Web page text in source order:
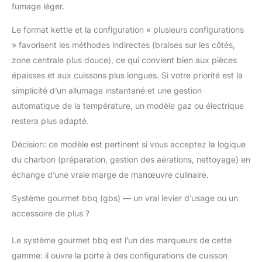
couvercle Tuck-Away
et le système de
nettoyage One-Touch
rendent les barbecues
au charbon et la vie
quotidienne beaucoup
plus faciles. Bleu
ardoise
fumage léger.
Le format kettle et la configuration « plusieurs configurations
» favorisent les méthodes indirectes (braises sur les côtés,
zone centrale plus douce), ce qui convient bien aux pièces
épaisses et aux cuissons plus longues. Si votre priorité est la
simplicité d’un allumage instantané et une gestion
automatique de la température, un modèle gaz ou électrique
restera plus adapté.
Décision: ce modèle est pertinent si vous acceptez la logique
du charbon (préparation, gestion des aérations, nettoyage) en
échange d’une vraie marge de manœuvre culinaire.
Système gourmet bbq (gbs) — un vrai levier d’usage ou un
accessoire de plus ?
Le système gourmet bbq est l’un des marqueurs de cette
gamme: il ouvre la porte à des configurations de cuisson